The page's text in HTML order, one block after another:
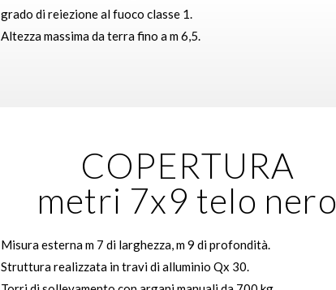
grado di reiezione al fuoco classe 1.
Altezza massima da terra fino a m 6,5.
COPERTURA
metri 7x9 telo nero
Misura esterna m 7 di larghezza, m 9 di profondità.
Struttura realizzata in travi di alluminio Qx 30.